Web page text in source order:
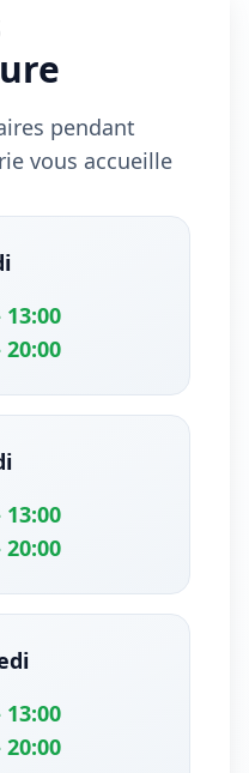
pendant
vous accueille
13:00
20:00
13:00
20:00
13:00
20:00